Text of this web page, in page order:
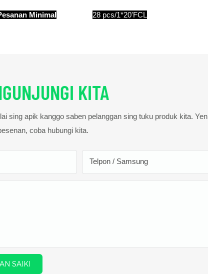
Minimal 28 pcs/1*20'FCL
KITA
sing apik kanggo saben pelanggan sing tuku produk kita. Yen
coba hubungi kita.
Telpon / Samsung
SAIKI